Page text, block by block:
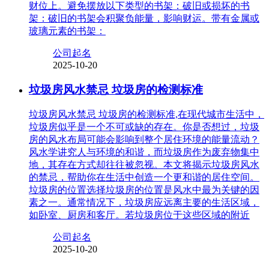
财位上。避免摆放以下类型的书架：破旧或损坏的书
架：破旧的书架会积聚负能量，影响财运。带有金属或
玻璃元素的书架：
公司起名
2025-10-20
垃圾房风水禁忌 垃圾房的检测标准
垃圾房风水禁忌 垃圾房的检测标准,在现代城市生活中，
垃圾房似乎是一个不可或缺的存在。你是否想过，垃圾
房的风水布局可能会影响到整个居住环境的能量流动？
风水学讲究人与环境的和谐，而垃圾房作为废弃物集中
地，其存在方式却往往被忽视。本文将揭示垃圾房风水
的禁忌，帮助你在生活中创造一个更和谐的居住空间。
垃圾房的位置选择垃圾房的位置是风水中最为关键的因
素之一。通常情况下，垃圾房应远离主要的生活区域，
如卧室、厨房和客厅。若垃圾房位于这些区域的附近
公司起名
2025-10-20